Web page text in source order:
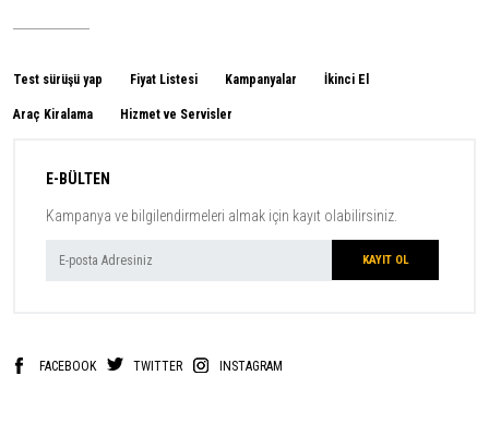
Test sürüşü yap Fiyat Listesi Kampanyalar İkinci El
Araç Kiralama Hizmet ve Servisler
E-BÜLTEN
Kampanya ve bilgilendirmeleri almak için kayıt olabilirsiniz.
FACEBOOK TWITTER INSTAGRAM